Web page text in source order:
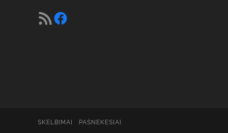
SKELBIMAI PAŠNEKESIAI